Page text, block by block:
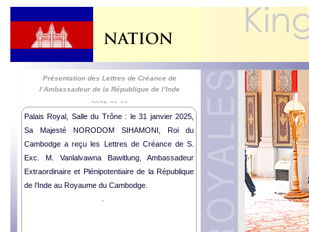
Présentation des Lettres de Créance de
l’Ambassadeur de la République de l’Inde
2025-01-31
Palais Royal, Salle du Trône : le 31 janvier 2025,
Sa Majesté NORODOM SIHAMONI, Roi du
Cambodge a reçu les Lettres de Créance de S.
Exc. M. Vanlalvawna Bawitlung, Ambassadeur
Extraordinaire et Plénipotentiaire de la République
de l’Inde au Royaume du Cambodge.